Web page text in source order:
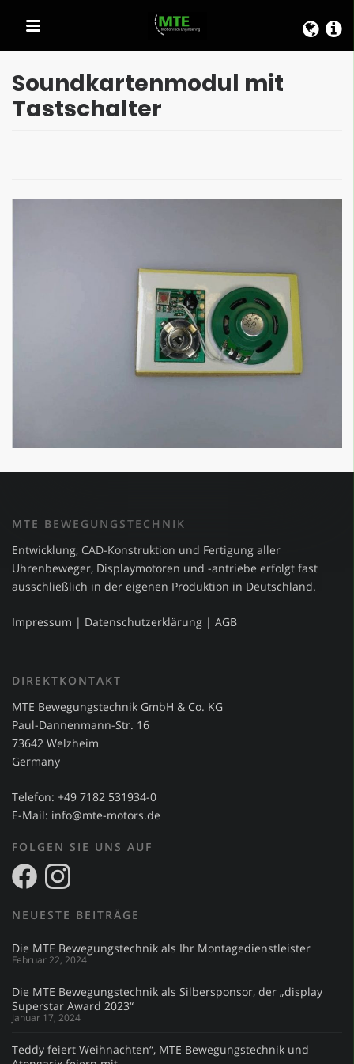
Soundkartenmodul mit
Tastschalter
MTE BEWEGUNGSTECHNIK
Entwicklung, CAD-Konstruktion und Fertigung aller
Uhrenbeweger, Displaymotoren und -antriebe erfolgt fast
ausschließlich in der eigenen Produktion in Deutschland.
Impressum | Datenschutzerklärung | AGB
DIREKTKONTAKT
MTE Bewegungstechnik GmbH & Co. KG
Paul-Dannenmann-Str. 16
73642 Welzheim
Germany
Telefon: +49 7182 531934-0
E-Mail: info@mte-motors.de
FOLGEN SIE UNS AUF
NEUESTE BEITRÄGE
Die MTE Bewegungstechnik als Ihr Montagedienstleister
Februar 22, 2024
Die MTE Bewegungstechnik als Silbersponsor, der „display
Superstar Award 2023“
Januar 17, 2024
Teddy feiert Weihnachten“, MTE Bewegungstechnik und